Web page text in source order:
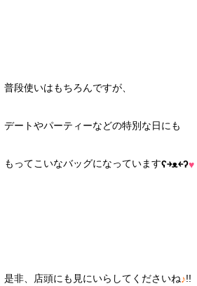
普段使いはもちろんですが、
デートやパーティーなどの特別な日にも
もってこいなバッグになっていますʕ￫ᴥ￩ʔ♥
是非、店頭にも見にいらしてくださいね♪!!